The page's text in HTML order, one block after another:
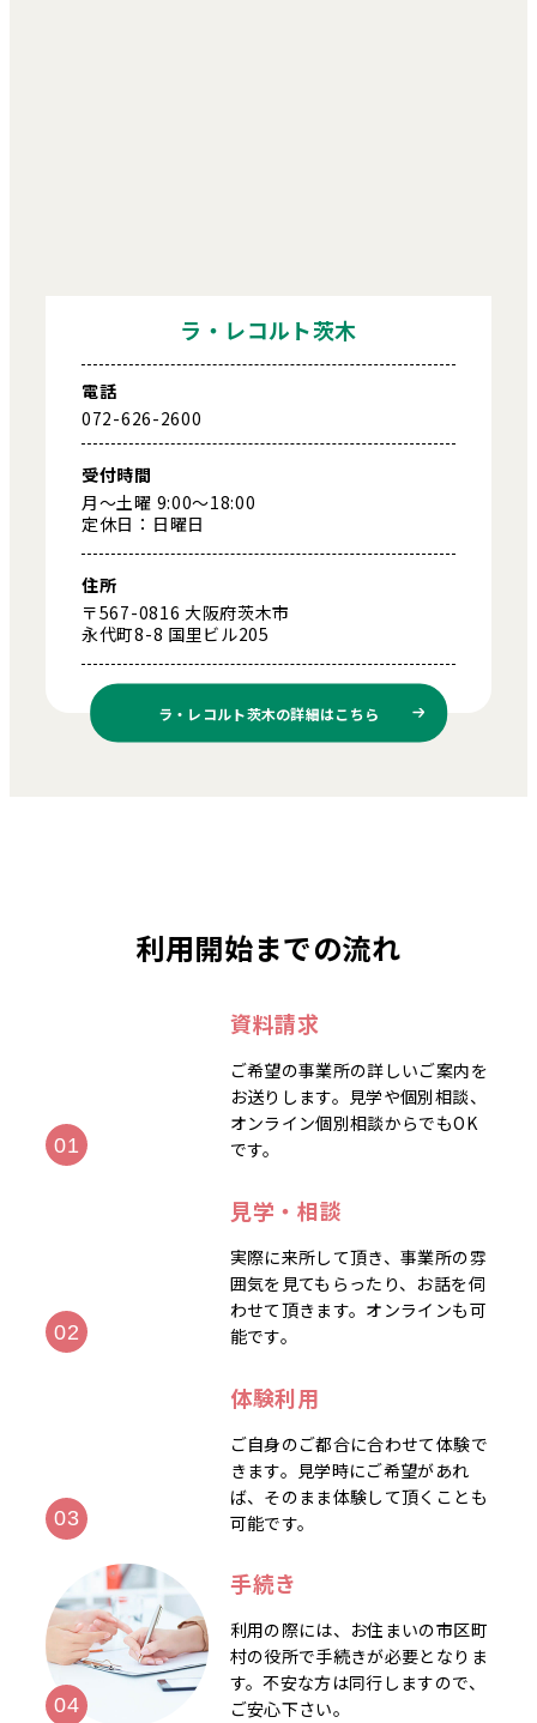
ラ・レコルト茨木
電話
072-626-2600
受付時間
月～土曜 9:00～18:00
定休日：日曜日
住所
〒567-0816 大阪府茨木市
永代町8-8 国里ビル205
ラ・レコルト茨木の詳細はこちら
利用開始までの流れ
資料請求
ご希望の事業所の詳しいご案内を
お送りします。見学や個別相談、
オンライン個別相談からでもOK
です。
見学・相談
実際に来所して頂き、事業所の雰
囲気を見てもらったり、お話を伺
わせて頂きます。オンラインも可
能です。
体験利用
ご自身のご都合に合わせて体験で
きます。見学時にご希望があれ
ば、そのまま体験して頂くことも
可能です。
手続き
利用の際には、お住まいの市区町
村の役所で手続きが必要となりま
す。不安な方は同行しますので、
ご安心下さい。